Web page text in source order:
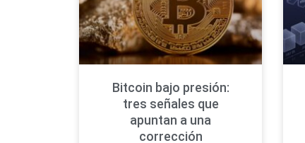
Bitcoin bajo presión:
tres señales que
apuntan a una
corrección